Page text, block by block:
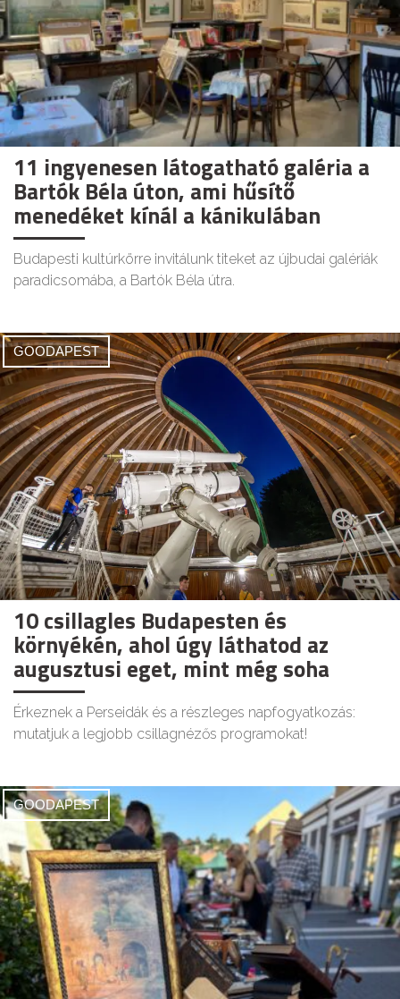
11 ingyenesen látogatható galéria a
Bartók Béla úton, ami hűsítő
menedéket kínál a kánikulában
Budapesti kultúrkörre invitálunk titeket az újbudai galériák
paradicsomába, a Bartók Béla útra.
GOODAPEST
10 csillagles Budapesten és
környékén, ahol úgy láthatod az
augusztusi eget, mint még soha
Érkeznek a Perseidák és a részleges napfogyatkozás:
mutatjuk a legjobb csillagnézős programokat!
GOODAPEST